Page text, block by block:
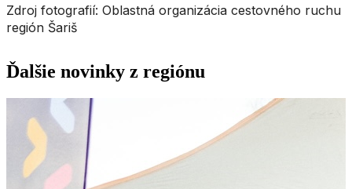
Zdroj fotografií: Oblastná organizácia cestovného ruchu
región Šariš
Ďalšie novinky z regiónu